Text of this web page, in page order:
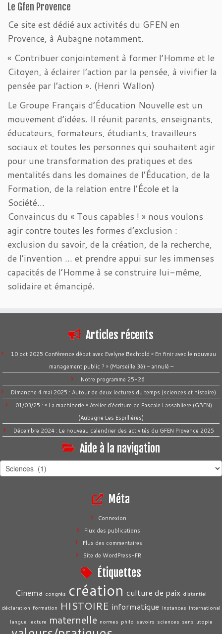
Le Gfen Provence
Ce site est dédié aux activités du GFEN en
Provence, à Aubagne notamment.
« Contribuer conjointement à former l’Homme et le
Citoyen, à éclairer l’action par la pensée, à vivifier la
pensée par l’action ». (Henri Wallon)
Le Groupe Français d’Éducation Nouvelle est un
mouvement d’idées. Il réunit parents, enseignants,
éducateurs, formateurs, étudiants, travailleurs
sociaux et toutes les personnes qui souhaitent agir
pour une transformation des pratiques et des
mentalités dans les domaines de l’Éducation, de la
Formation, de la relation entre l’École et la
Société…
Convaincus du « Tous capables ! » nous voulons
agir contre toutes les formes d’exclusion :
exclusion du savoir, de la création, de la recherche,
de l’invention … et prendre appui sur les immenses
capacités de l’Homme à se construire lui-même,
solidaire et émancipé.
Articles récents
10 oct 2025 Conférence débat avec Evelyne Bechtold « En finir avec le nouveau
management public ? » (Marseille 3è) – annulé –
Notre programme 25-26
Dimanche 4 mai 2025 : Autour de deux lectures du temps (sciences et histoire)
01/03/25 : « La machinerie » Atelier d’écriture de Pascale Lassabliere (GBEN)
(Aubagne Les Espillières)
Décembre 2024 : Le nouveau calendrier des activités du GFEN Provence 2025
Aide à la navigation
Aide
à
Méta
Connexion
Flux des publications
Flux des commentaires
Site de WordPress-FR
Étiquettes
Cinema congrès création culture de paix distantiel
déclaration formation HISTOIRE informatique Instances international
langue lecture maternelle normes philo savoirs sciences sens utopie